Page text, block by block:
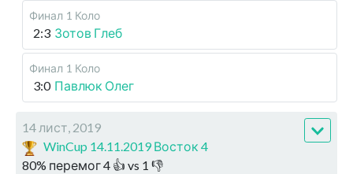
Финал 1 Коло
2:3 Зотов Глеб
Финал 1 Коло
3:0 Павлюк Олег
14 лист, 2019
WinCup 14.11.2019 Восток 4
80% перемог4 👍 vs 1 👎